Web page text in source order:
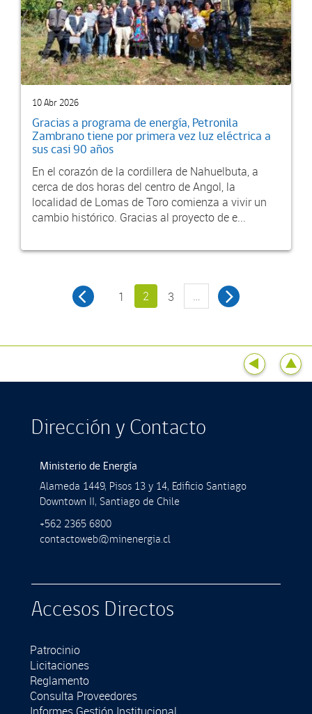
10 Abr 2026
Gracias a programa de energía, Petronila
Zambrano tiene por primera vez luz eléctrica a
sus casi 90 años
En el corazón de la cordillera de Nahuelbuta, a
cerca de dos horas del centro de Angol, la
localidad de Lomas de Toro comienza a vivir un
cambio histórico. Gracias al proyecto de e...
1 2 3 …
Dirección y Contacto
Ministerio de Energía
Alameda 1449, Pisos 13 y 14, Ediﬁcio Santiago
Downtown II, Santiago de Chile
+562 2365 6800
contactoweb@minenergia.cl
Accesos Directos
Patrocinio
Licitaciones
Reglamento
Consulta Proveedores